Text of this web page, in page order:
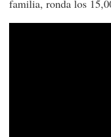
familia, ronda los